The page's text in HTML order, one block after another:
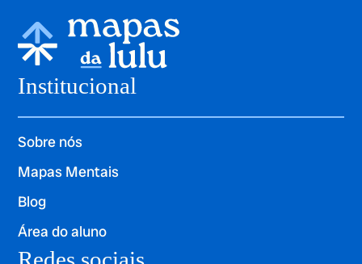
Institucional
Sobre nós
Mapas Mentais
Blog
Área do aluno
Redes sociais